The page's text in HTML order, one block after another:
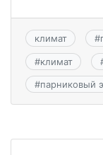
климат #
#климат
#парниковый